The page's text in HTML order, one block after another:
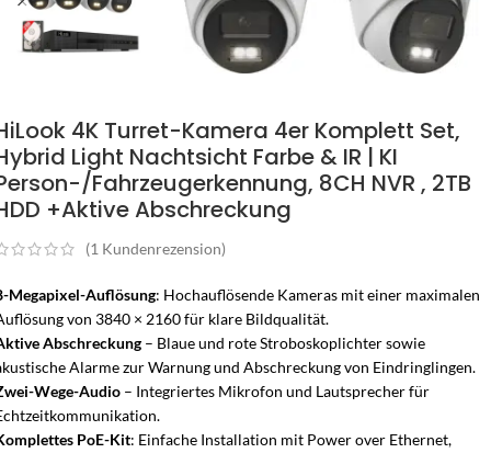
4K Turret-Kamera 4er Komplett Set,
Light Nachtsicht Farbe & IR | KI
Fahrzeugerkennung, 8CH NVR , 2TB
+Aktive Abschreckung
(1 Kundenrezension)
Megapixel-Auflösung: Hochauflösende Kameras mit einer maximalen
von 3840 × 2160 für klare Bildqualität.
Abschreckung – Blaue und rote Stroboskoplichter sowie
Alarme zur Warnung und Abschreckung von Eindringlingen.
Wege-Audio – Integriertes Mikrofon und Lautsprecher für
PoE-Kit: Einfache Installation mit Power over Ethernet,